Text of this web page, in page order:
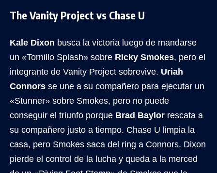
The Vanity Project vs Chase U
Kale Dixon busca la victoria luego de mandarse
un «Tornillo Splash» sobre Ricky Smokes, pero el
integrante de Vanity Project sobrevive. Uriah
Connors se une a su compañero para ejecutar un
«Stunner» sobre Smokes, pero no puede
conseguir el triunfo porque Brad Baylor rescata a
su compañero justo a tiempo. Chase U limpia la
casa, pero Smokes saca del ring a Connors. Dixon
pierde el control de la lucha y queda a la merced